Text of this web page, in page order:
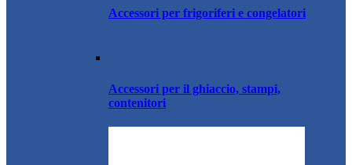
Accessori per frigoriferi e congelatori
Accessori per il ghiaccio, stampi,
contenitori